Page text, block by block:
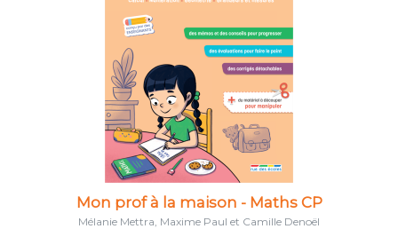
Mon prof à la maison - Maths CP
Mélanie Mettra, Maxime Paul et Camille Denoël